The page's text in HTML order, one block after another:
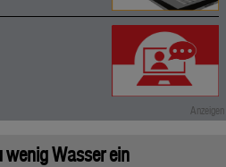
wenig Wasser ein